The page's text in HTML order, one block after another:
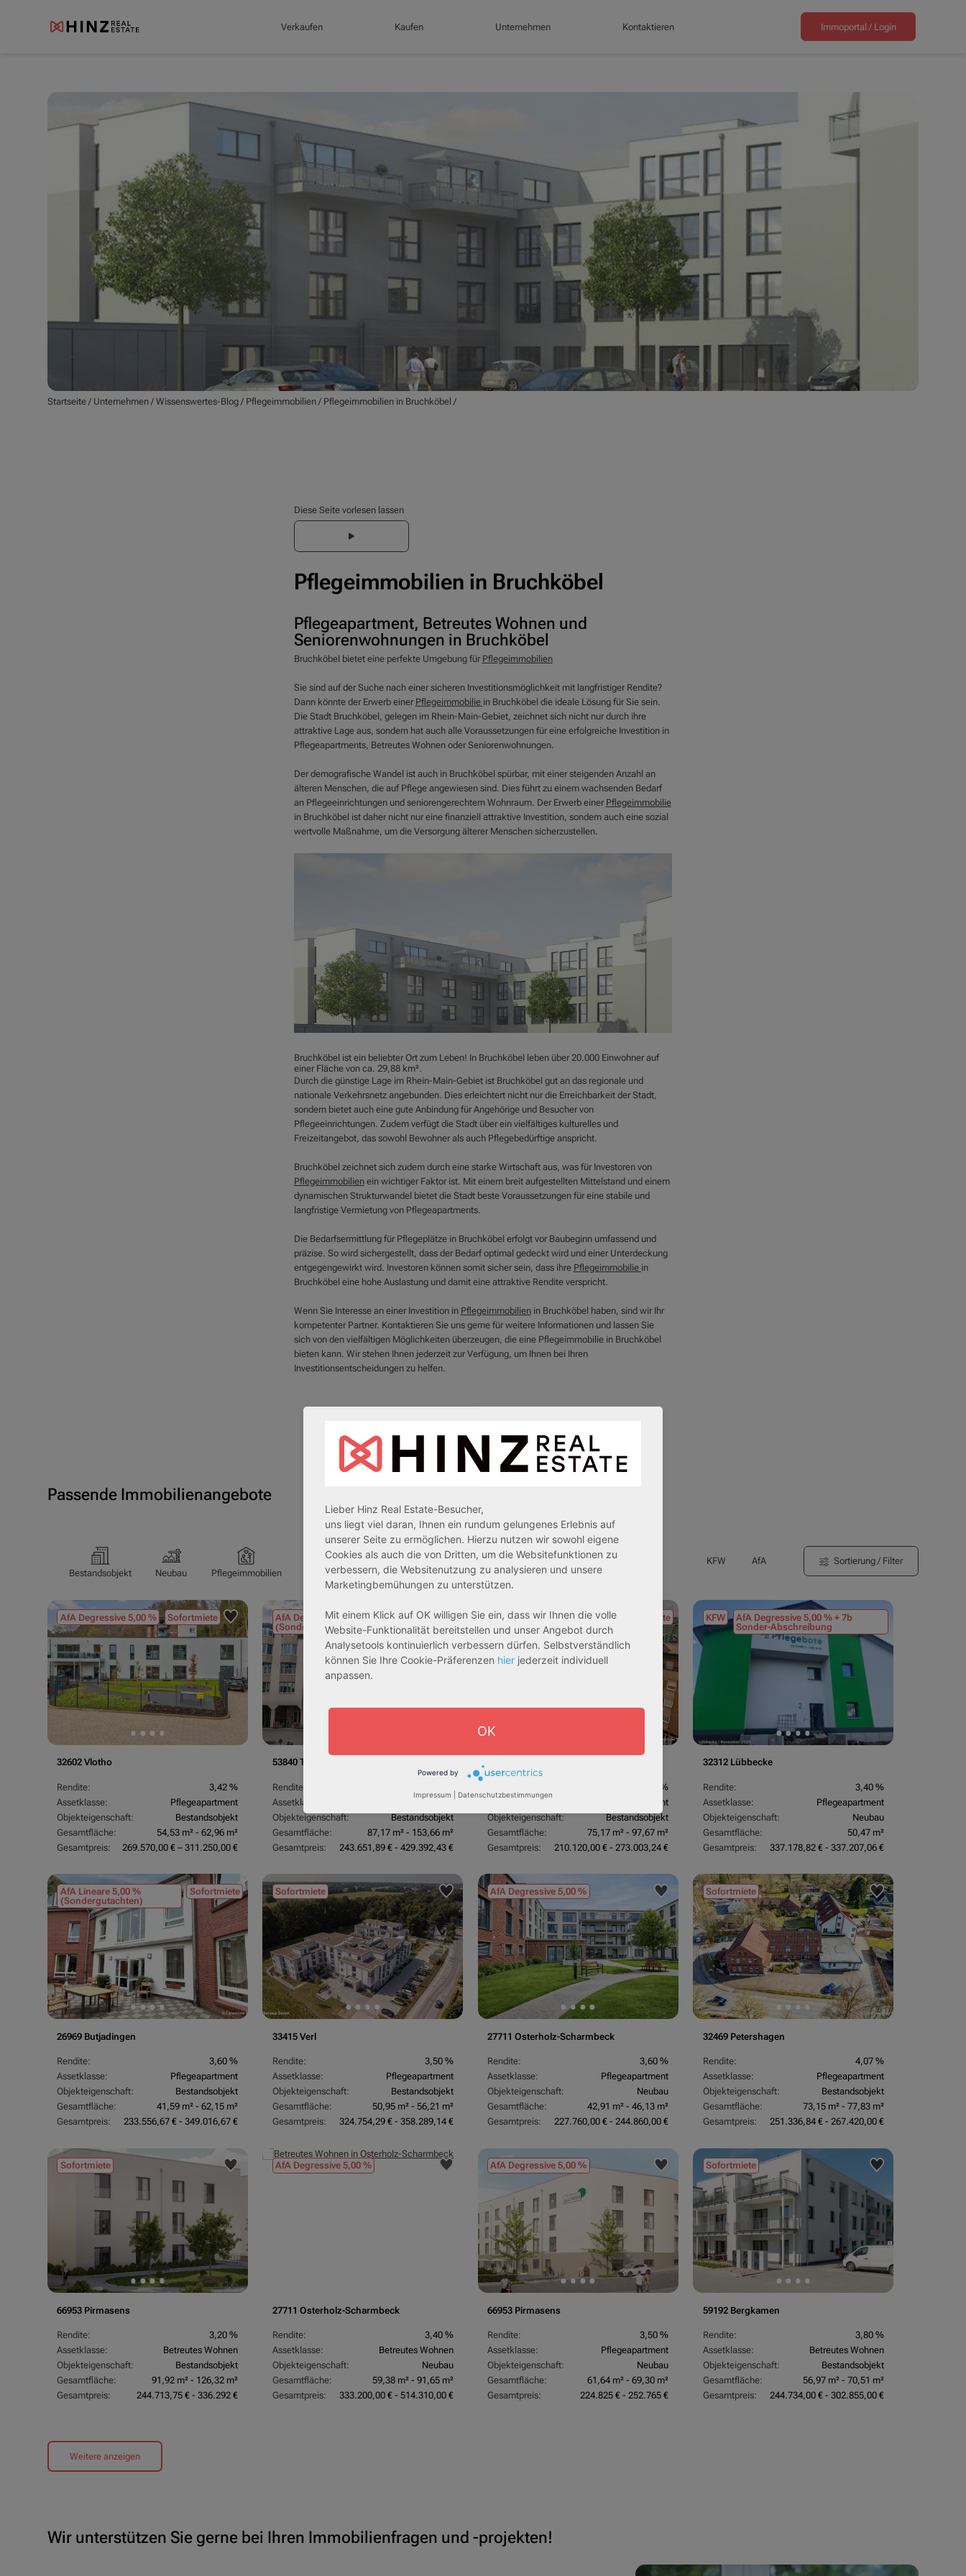
Verkaufen Kaufen Unternehmen Kontaktieren Immoportal / Login
Startseite / Unternehmen /Wissenswertes-Blog / Pflegeimmobilien / Pflegeimmobilien in Bruchköbel /
Diese Seite vorlesen lassen
Pflegeimmobilien in Bruchköbel
Pflegeapartment, Betreutes Wohnen und
Seniorenwohnungen in Bruchköbel
Bruchköbel bietet eine perfekte Umgebung für Pflegeimmobilien
Sie sind auf der Suche nach einer sicheren Investitionsmöglichkeit mit langfristiger Rendite?
Dann könnte der Erwerb einer Pflegeimmobilie in Bruchköbel die ideale Lösung für Sie sein.
Die Stadt Bruchköbel, gelegen im Rhein-Main-Gebiet, zeichnet sich nicht nur durch ihre
attraktive Lage aus, sondern hat auch alle Voraussetzungen für eine erfolgreiche Investition in
Pflegeapartments, Betreutes Wohnen oder Seniorenwohnungen.
Der demografische Wandel ist auch in Bruchköbel spürbar, mit einer steigenden Anzahl an
älteren Menschen, die auf Pflege angewiesen sind. Dies führt zu einem wachsenden Bedarf
an Pflegeeinrichtungen und seniorengerechtem Wohnraum. Der Erwerb einer Pflegeimmobilie
in Bruchköbel ist daher nicht nur eine finanziell attraktive Investition, sondern auch eine sozial
wertvolle Maßnahme, um die Versorgung älterer Menschen sicherzustellen.
Bruchköbel ist ein beliebter Ort zum Leben! In Bruchköbel leben über 20.000 Einwohner auf
einer Fläche von ca. 29,88 km².
Durch die günstige Lage im Rhein-Main-Gebiet ist Bruchköbel gut an das regionale und
nationale Verkehrsnetz angebunden. Dies erleichtert nicht nur die Erreichbarkeit der Stadt,
sondern bietet auch eine gute Anbindung für Angehörige und Besucher von
Pflegeeinrichtungen. Zudem verfügt die Stadt über ein vielfältiges kulturelles und
Freizeitangebot, das sowohl Bewohner als auch Pflegebedürftige anspricht.
Bruchköbel zeichnet sich zudem durch eine starke Wirtschaft aus, was für Investoren von
Pflegeimmobilienein wichtiger Faktor ist. Mit einem breit aufgestellten Mittelstand und einem
dynamischen Strukturwandel bietet die Stadt beste Voraussetzungen für eine stabile und
langfristige Vermietung von Pflegeapartments.
Die Bedarfsermittlung für Pflegeplätze in Bruchköbel erfolgt vor Baubeginn umfassend und
präzise. So wird sichergestellt, dass der Bedarf optimal gedeckt wird und einer Unterdeckung
entgegengewirkt wird. Investoren können somit sicher sein, dass ihre Pflegeimmobilie in
Bruchköbel eine hohe Auslastung und damit eine attraktive Rendite verspricht.
Wenn Sie Interesse an einer Investition in Pflegeimmobilienin Bruchköbel haben, sind wir Ihr
kompetenter Partner. Kontaktieren Sie uns gerne für weitere Informationen und lassen Sie
sich von den vielfältigen Möglichkeiten überzeugen, die eine Pflegeimmobilie in Bruchköbel
bieten kann. Wir stehen Ihnen jederzeit zur Verfügung, um Ihnen bei Ihren
Investitionsentscheidungen zu helfen.
Passende Immobilienangebote
Bestandsobjekt Neubau Pflegeimmobilien Pflegeapartments Senioren-/Betreutes Wohnen
KFW AfA Sortierung / Filter
AfA Degressive 5,00 % Sofortmiete
32602 Vlotho
Rendite:
3,42 %
Assetklasse:
Pflegeapartment
Objekteigenschaft:
Bestandsobjekt
Gesamtfläche:
54,53 m² - 62,96 m²
Gesamtpreis:
269.570,00 € – 311.250,00 €
AfA Degressive 5,00 %
(Sondergutachten)
Sofortmiete
53840 Troisdorf
Rendite:
Assetklasse:
Betreutes Wohnen
Objekteigenschaft:
Bestandsobjekt
Gesamtfläche:
87,17 m² - 153,66 m²
Gesamtpreis:
243.651,89 € - 429.392,43 €
AfA Lineare 5,00 %
(Sondergutachten)
Sofortmiete
3,70 %
Pflegeapartment
Objekteigenschaft:
Bestandsobjekt
Gesamtfläche:
75,17 m² - 97,67 m²
Gesamtpreis:
210.120,00 € - 273.003,24 €
KFW
AfA Degressive 5,00 % + 7b
Sonder-Abschreibung
32312 Lübbecke
Rendite:
3,40 %
Assetklasse:
Pflegeapartment
Objekteigenschaft:
Neubau
Gesamtfläche:
50,47 m²
Gesamtpreis:
337.178,82 € - 337.207,06 €
AfA Lineare 5,00 %
(Sondergutachten)
Sofortmiete
26969 Butjadingen
Rendite:
3,60 %
Assetklasse:
Pflegeapartment
Objekteigenschaft:
Bestandsobjekt
Gesamtfläche:
41,59 m² - 62,15 m²
Gesamtpreis:
233.556,67 € - 349.016,67 €
Sofortmiete
33415 Verl
Rendite:
3,50 %
Assetklasse:
Pflegeapartment
Objekteigenschaft:
Bestandsobjekt
Gesamtfläche:
50,95 m² - 56,21 m²
Gesamtpreis:
324.754,29 € - 358.289,14 €
AfA Degressive 5,00 %
27711 Osterholz-Scharmbeck
Rendite:
3,60 %
Assetklasse:
Pflegeapartment
Objekteigenschaft:
Neubau
Gesamtfläche:
42,91 m² - 46,13 m²
Gesamtpreis:
227.760,00 € - 244.860,00 €
Sofortmiete
32469 Petershagen
Rendite:
4,07 %
Assetklasse:
Pflegeapartment
Objekteigenschaft:
Bestandsobjekt
Gesamtfläche:
73,15 m² - 77,83 m²
Gesamtpreis:
251.336,84 € - 267.420,00 €
Sofortmiete
66953 Pirmasens
Rendite:
3,20 %
Assetklasse:
Betreutes Wohnen
Objekteigenschaft:
Bestandsobjekt
Gesamtfläche:
91,92 m² - 126,32 m²
Gesamtpreis:
244.713,75 € - 336.292 €
AfA Degressive 5,00 %
27711 Osterholz-Scharmbeck
Rendite:
3,40 %
Assetklasse:
Betreutes Wohnen
Objekteigenschaft:
Neubau
Gesamtfläche:
59,38 m² - 91,65 m²
Gesamtpreis:
333.200,00 € - 514.310,00 €
AfA Degressive 5,00 %
66953 Pirmasens
Rendite:
3,50 %
Assetklasse:
Pflegeapartment
Objekteigenschaft:
Neubau
Gesamtfläche:
61,64 m² - 69,30 m²
Gesamtpreis:
224.825 € - 252.765 €
Sofortmiete
59192 Bergkamen
Rendite:
3,80 %
Assetklasse:
Betreutes Wohnen
Objekteigenschaft:
Bestandsobjekt
Gesamtfläche:
56,97 m² - 70,51 m²
Gesamtpreis:
244.734,00 € - 302.855,00 €
Weitere anzeigen
Wir unterstützen Sie gerne bei Ihren Immobilienfragen und -projekten!
Lieber Hinz Real Estate-Besucher,
uns liegt viel daran, Ihnen ein rundum gelungenes Erlebnis auf
unserer Seite zu ermöglichen. Hierzu nutzen wir sowohl eigene
Cookies als auch die von Dritten, um die Websitefunktionen zu
verbessern, die Websitenutzung zu analysieren und unsere
Marketingbemühungen zu unterstützen.
Mit einem Klick auf OK willigen Sie ein, dass wir Ihnen die volle
Website-Funktionalität bereitstellen und unser Angebot durch
Analysetools kontinuierlich verbessern dürfen. Selbstverständlich
können Sie Ihre Cookie-Präferenzen hier jederzeit individuell
anpassen.
OK
Powered by
Impressum Datenschutzbestimmungen